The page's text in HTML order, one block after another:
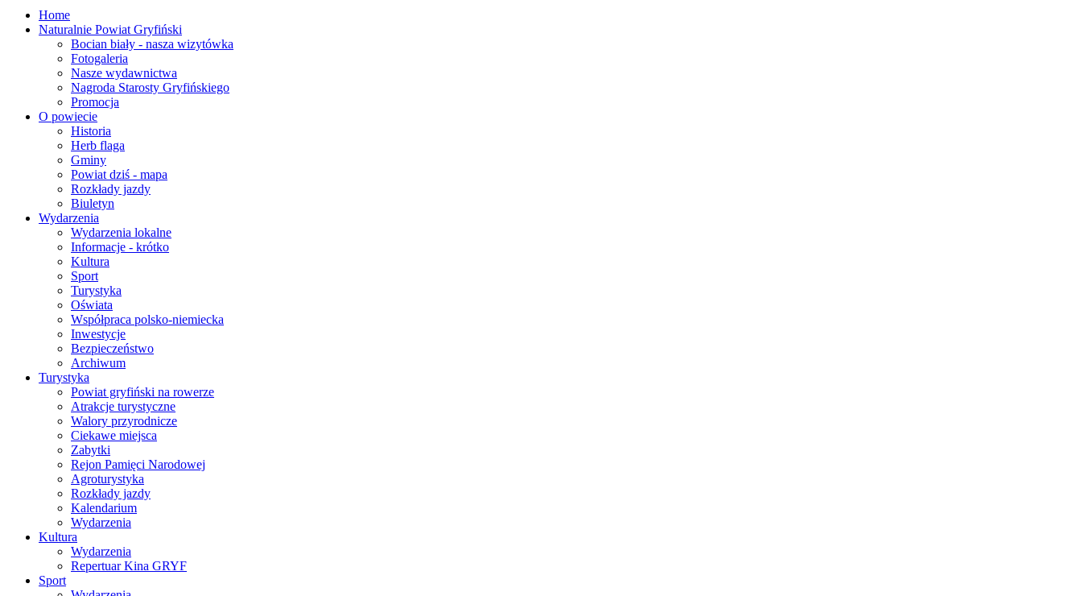
Home
Naturalnie Powiat Gryfiński
Bocian biały - nasza wizytówka
Fotogaleria
Nasze wydawnictwa
Nagroda Starosty Gryfińskiego
Promocja
O powiecie
Historia
Herb flaga
Gminy
Powiat dziś - mapa
Rozkłady jazdy
Biuletyn
Wydarzenia
Wydarzenia lokalne
Informacje - krótko
Kultura
Sport
Turystyka
Oświata
Współpraca polsko-niemiecka
Inwestycje
Bezpieczeństwo
Archiwum
Turystyka
Powiat gryfiński na rowerze
Atrakcje turystyczne
Walory przyrodnicze
Ciekawe miejsca
Zabytki
Rejon Pamięci Narodowej
Agroturystyka
Rozkłady jazdy
Kalendarium
Wydarzenia
Kultura
Wydarzenia
Repertuar Kina GRYF
Sport